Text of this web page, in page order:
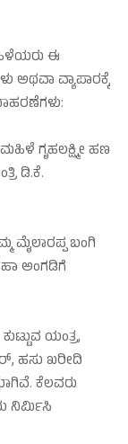
ಈ
ವ್ಯಾಪಾರಕ್ಕೆ
ಗೃಹಲಕ್ಷ್ಮೀ ಹಣ
ಡಿ.ಕೆ.
ಮೈಲಾರಪ್ಪ ಬಂಗಿ
ಅಂಗಡಿಗೆ
ಯಂತ್ರ,
ಹಸು ಖರೀದಿ
ಕೆಲವರು
ನಿರ್ಮಿಸಿ